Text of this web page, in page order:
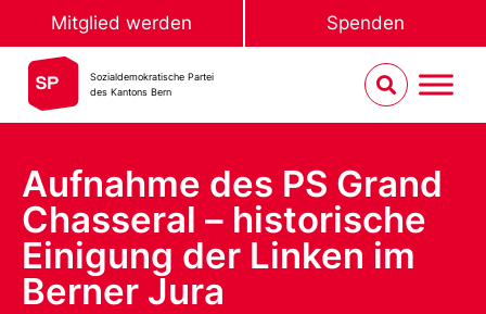
Mitglied werden Spenden
Sozialdemokratische Partei
des Kantons Bern
Aufnahme des PS Grand
Chasseral – historische
Einigung der Linken im
Berner Jura